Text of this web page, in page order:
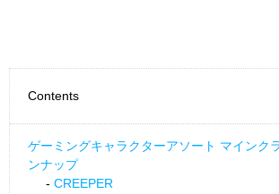
Contents
ゲーミングキャラクターアソート マインク
ンナップ
CREEPER